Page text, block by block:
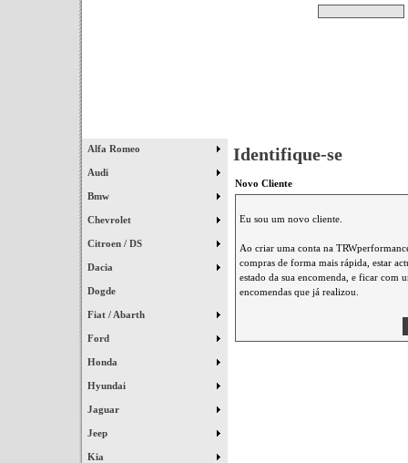
Alfa Romeo
Audi
Bmw
Chevrolet
Citroen / DS
Dacia
Dogde
Fiat / Abarth
Ford
Honda
Hyundai
Jaguar
Jeep
Kia
Identifique-se
Novo Cliente
Eu sou um novo cliente.
Ao criar uma conta na
compras de forma mais rápida, estar
estado da sua encomenda, e ficar com
encomendas que já realizou.